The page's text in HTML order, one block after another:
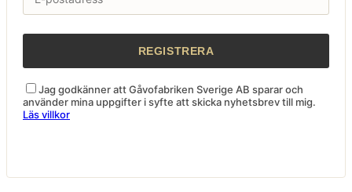
Jag godkänner att Gåvofabriken Sverige AB sparar och
använder mina uppgifter i syfte att skicka nyhetsbrev till mig.
Läs villkor